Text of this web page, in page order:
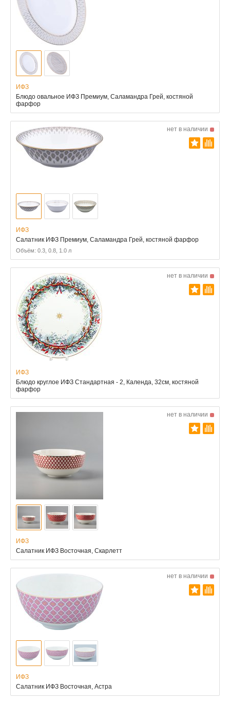
ИФЗ
Блюдо овальное ИФЗ Премиум, Саламандра Грей, костяной
фарфор
нет в наличии
ИФЗ
Салатник ИФЗ Премиум, Саламандра Грей, костяной фарфор
Объём: 0.3, 0.8, 1.0 л
нет в наличии
ИФЗ
Блюдо круглое ИФЗ Стандартная - 2, Календа, 32см, костяной
фарфор
нет в наличии
ИФЗ
Салатник ИФЗ Восточная, Скарлетт
нет в наличии
ИФЗ
Салатник ИФЗ Восточная, Астра